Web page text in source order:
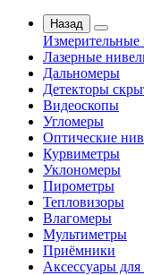
Назад
Лазерные
Дальномеры
Детекторы
Видеоскопы
Угломеры
Оптические
Курвиметры
Уклономеры
Пирометры
Тепловизоры
Влагомеры
Мультиметры
Приёмники
Аксессуары